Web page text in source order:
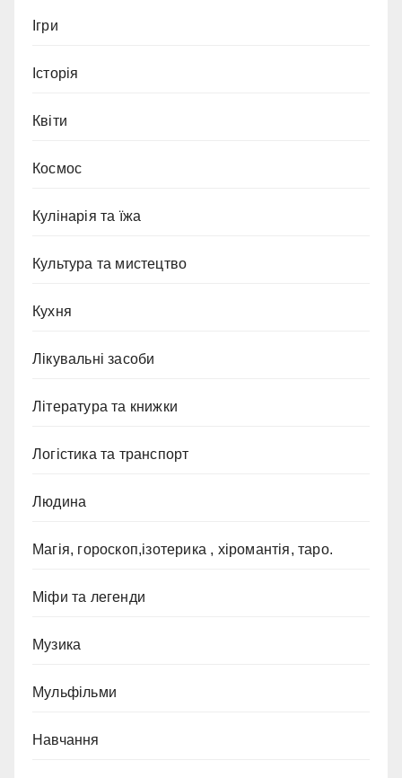
Ігри
Історія
Квіти
Космос
Кулінарія та їжа
Культура та мистецтво
Кухня
Лікувальні засоби
Література та книжки
Логістика та транспорт
Людина
Магія, гороскоп,ізотерика , хіромантія, таро.
Міфи та легенди
Музика
Мульфільми
Навчання